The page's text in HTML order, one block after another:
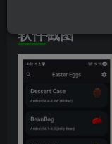
软件截图